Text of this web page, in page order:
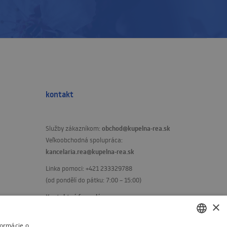
kontakt
Služby zákazníkom: obchod@kupelna-rea.sk
Veľkoobchodná spolupráca:
kancelaria.rea@kupelna-rea.sk
Linka pomoci: +421 233329788
(od pondělí do pátku: 7:00 – 15:00)
Kontaktný formulár
×
o